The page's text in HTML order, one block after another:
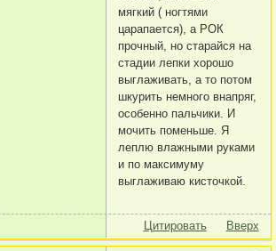
мягкий ( ногтями
царапается), а РОК
прочный, но старайся на
стадии лепки хорошо
выглаживать, а то потом
шкурить немного внапряг,
особенно пальчики. И
мочить поменьше. Я
леплю влажными руками
и по максимуму
выглаживаю кисточкой.
Цитировать Вверх